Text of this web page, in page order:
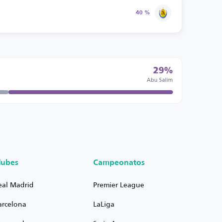
40 %
29%
Abu Salim
Madrid
Campeonatos
Premier League
LaLiga